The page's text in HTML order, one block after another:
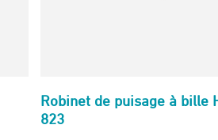
Robinet de puisage à bille
823